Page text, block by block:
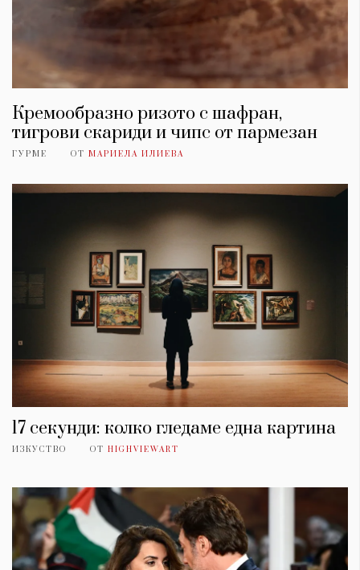
Кремообразно ризото с шафран,
тигрови скариди и чипс от пармезан
ГУРМЕ ОТ МАРИЕЛА ИЛИЕВА
17 секунди: колко гледаме една картина
ИЗКУСТВО ОТ HIGHVIEWART